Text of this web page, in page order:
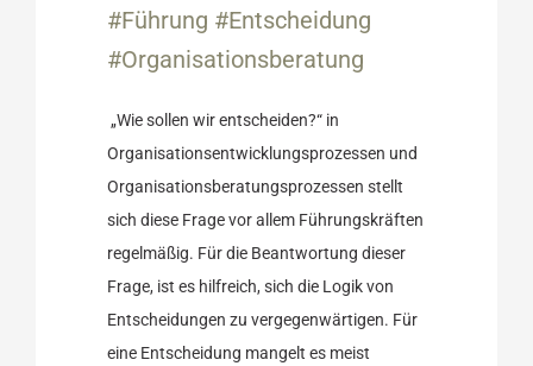
#Führung #Entscheidung
#Organisationsberatung
„Wie sollen wir entscheiden?“ in
Organisationsentwicklungsprozessen und
Organisationsberatungsprozessen stellt
sich diese Frage vor allem Führungskräften
regelmäßig. Für die Beantwortung dieser
Frage, ist es hilfreich, sich die Logik von
Entscheidungen zu vergegenwärtigen. Für
eine Entscheidung mangelt es meist